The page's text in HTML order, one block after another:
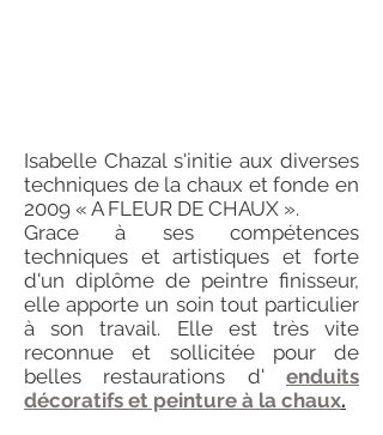
Isabelle Chazal s'initie aux diverses
techniques de la chaux et fonde en
2009 « A FLEUR DE CHAUX ».
Grace à ses compétences
techniques et artistiques et forte
d'un diplôme de peintre finisseur,
elle apporte un soin tout particulier
à son travail. Elle est très vite
reconnue et sollicitée pour de
belles restaurations d'
enduits
décoratifs et peinture à la chaux.